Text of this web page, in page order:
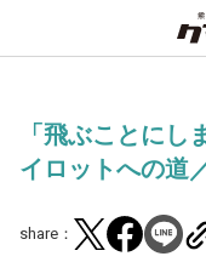
「飛ぶことに
イロットへの道
share：